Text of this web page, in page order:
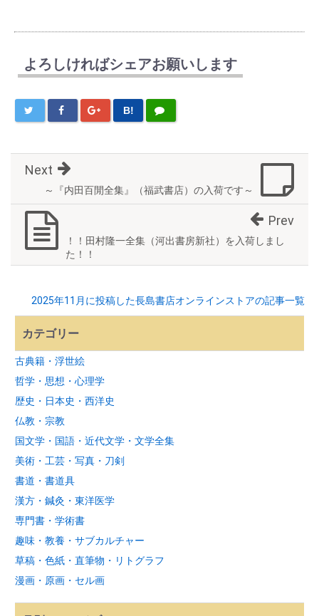
よろしければシェアお願いします
B!
～『内田百閒全集』（福武書店）の入荷です～
Next
！！田村隆一全集（河出書房新社）を入荷しまし
た！！
Prev
2025年11月に投稿した長島書店オンラインストアの記事一覧
カテゴリー
古典籍・浮世絵
哲学・思想・心理学
歴史・日本史・西洋史
仏教・宗教
国文学・国語・近代文学・文学全集
美術・工芸・写真・刀剣
書道・書道具
漢方・鍼灸・東洋医学
専門書・学術書
趣味・教養・サブカルチャー
草稿・色紙・直筆物・リトグラフ
漫画・原画・セル画